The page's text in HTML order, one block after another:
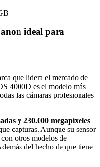
ideal para
que lidera el mercado de
4000D es el modelo más
las cámaras profesionales
y 230.000 megapíxeles
capturas. Aunque su sensor
otros modelos de
del hecho de que tiene